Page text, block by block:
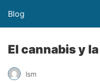
Blog
El cannabis y
lsm